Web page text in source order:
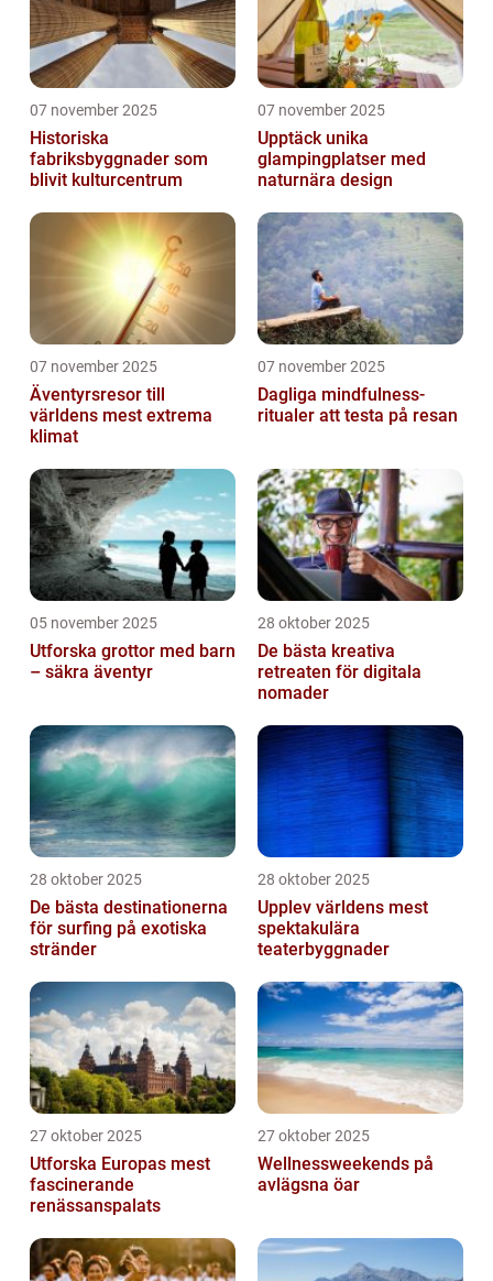
07 november 2025
Historiska
fabriksbyggnader som
blivit kulturcentrum
07 november 2025
Upptäck unika
glampingplatser med
naturnära design
07 november 2025
Äventyrsresor till
världens mest extrema
klimat
07 november 2025
Dagliga mindfulness-
ritualer att testa på resan
05 november 2025
Utforska grottor med barn
– säkra äventyr
28 oktober 2025
De bästa kreativa
retreaten för digitala
nomader
28 oktober 2025
De bästa destinationerna
för surfing på exotiska
stränder
28 oktober 2025
Upplev världens mest
spektakulära
teaterbyggnader
27 oktober 2025
Utforska Europas mest
fascinerande
renässanspalats
27 oktober 2025
Wellnessweekends på
avlägsna öar